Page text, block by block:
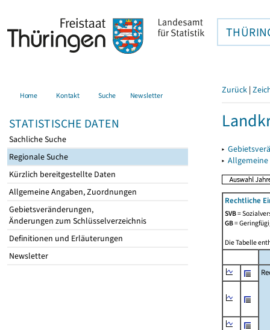
Home Kontakt Suche Newsletter
STATISTISCHE DATEN
Sachliche Suche
Regionale Suche
Kürzlich bereitgestellte Daten
Allgemeine Angaben, Zuordnungen
Gebietsveränderungen,
Änderungen zum Schlüsselverzeichnis
Definitionen und Erläuterungen
Newsletter
Zurück |
▸
▸
Rechtliche
SVB=
GB=
Die Tabelle